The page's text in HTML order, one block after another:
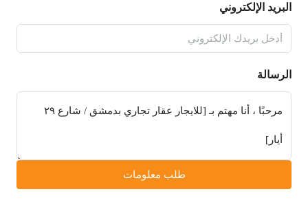
البريد الإلكتروني
الرسالة
طلب معلومات